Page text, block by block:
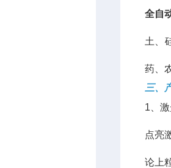
全自
土、
药、
三、
1、
点亮
论上